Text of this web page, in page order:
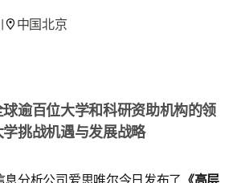
| 中国北京
逾百位大学和科研资助机构的领
挑战机遇与发展战略
分析公司爱思唯尔今日发布了 《高层